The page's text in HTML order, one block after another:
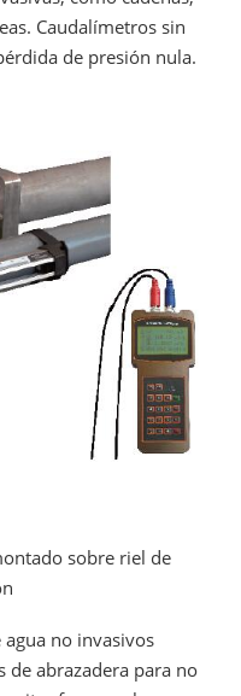
Caudalímetros sin
de presión nula.
sobre riel de
no invasivos
de abrazadera para no